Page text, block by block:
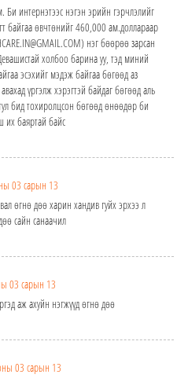
интернэтээс нэгэн эрийн гэрчлэлийг
байгаа өвчтөнийг 460,000 ам.доллараар
нэг бөөрөө зарсан
холбоо барина уу, тэд миний
эсэхийг мэдэж байгаа бөгөөд аз
үргэлж хэрэгтэй байдаг бөгөөд аль
бид тохиролцсон бөгөөд өнөөдөр би
их баяртай байс
03 сарын 13
өгнө дөө харин хандив гуйх эрхээ л
сайн санаачил
03 сарын 13
аж ахуйн нэгжүүд өгнө дөө
03 сарын 13